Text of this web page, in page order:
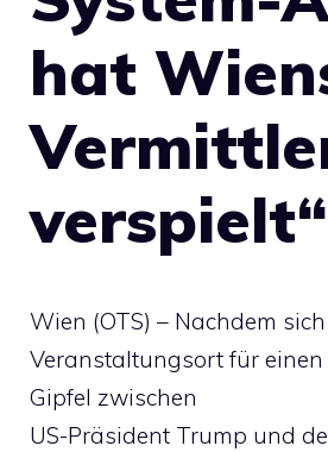
hat
verspielt“
Wien (OTS) – Nachdem
Veranstaltungsort für einen
Gipfel zwischen
US-Präsident Trump und